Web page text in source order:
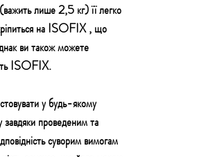
лише 2,5 кг) її легко
на ISOFIX , що
ви також можете
ISOFIX.
у будь-якому
завдяки проведеним та
суворим вимогам